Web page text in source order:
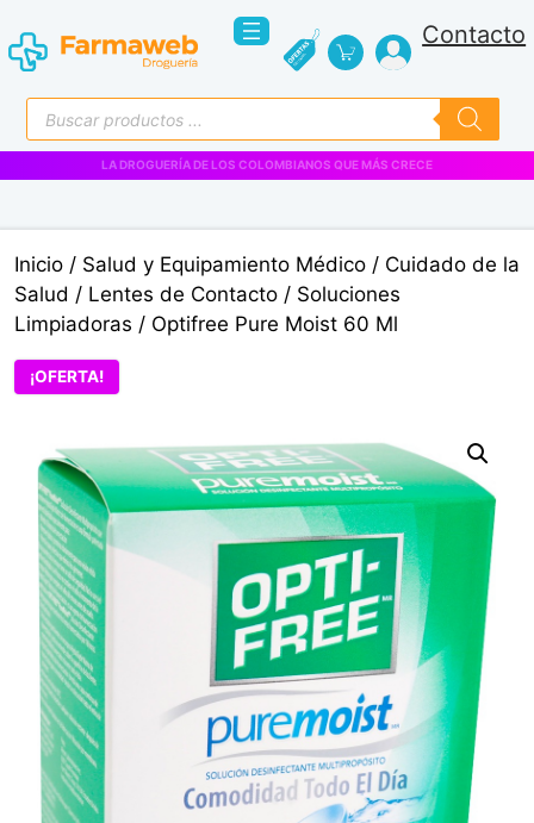
al
contenido
Contacto
Búsqueda
de
productos
VENTAS EMPRESARIALES
Inicio / Salud y Equipamiento Médico / Cuidado de la
Salud / Lentes de Contacto / Soluciones
Limpiadoras / Optifree Pure Moist 60 Ml
¡OFERTA!